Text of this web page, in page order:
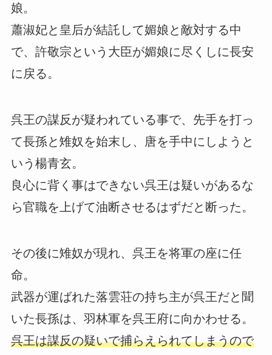
娘。
蕭淑妃と皇后が結託して媚娘と敵対する中
で、許敬宗という大臣が媚娘に尽くしに長安
に戻る。
呉王の謀反が疑われている事で、先手を打っ
て長孫と雉奴を始末し、唐を手中にしようと
いう楊青玄。
良心に背く事はできない呉王は疑いがあるな
ら官職を上げて油断させるはずだと断った。
その後に雉奴が現れ、呉王を将軍の座に任
命。
武器が運ばれた落雲荘の持ち主が呉王だと聞
いた長孫は、羽林軍を呉王府に向かわせる。
呉王は謀反の疑いで捕らえられてしまうので